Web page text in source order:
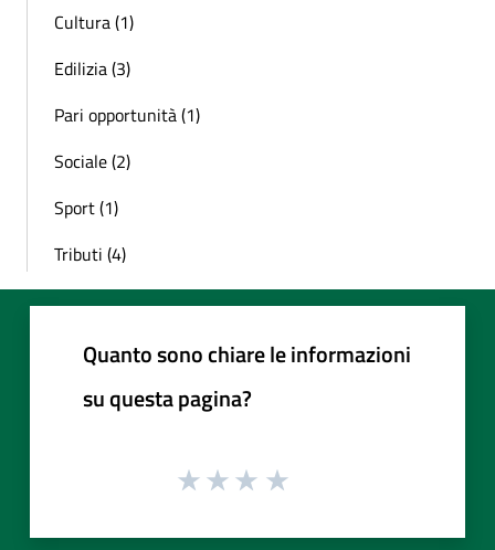
Cultura (1)
Edilizia (3)
Pari opportunità (1)
Sociale (2)
Sport (1)
Tributi (4)
Quanto sono chiare le informazioni
su questa pagina?